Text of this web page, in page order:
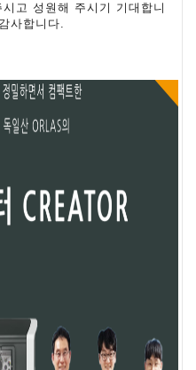
고 성원해 주시기 기대합니
사합니다.